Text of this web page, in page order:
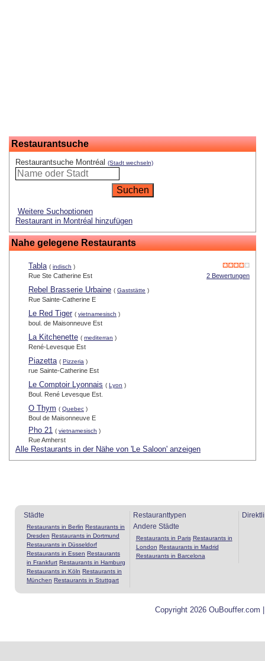
Restaurantsuche
Restaurantsuche Montréal (Stadt wechseln)
Weitere Suchoptionen
Restaurant in Montréal hinzufügen
Nahe gelegene Restaurants
Tabla ( indisch )
2 Bewertungen
Rue Ste Catherine Est
Rebel Brasserie Urbaine ( Gaststätte )
Rue Sainte-Catherine E
Le Red Tiger ( vietnamesisch )
boul. de Maisonneuve Est
La Kitchenette ( mediterran )
René-Levesque Est
Piazetta ( Pizzeria )
rue Sainte-Catherine Est
Le Comptoir Lyonnais ( Lyon )
Boul. René Levesque Est.
O Thym ( Quebec )
Boul de Maisonneuve E
Pho 21 ( vietnamesisch )
Rue Amherst
Alle Restaurants in der Nähe von 'Le Saloon' anzeigen
Städte
Restaurants in Berlin Restaurants in
Dresden Restaurants in Dortmund
Restaurants in Düsseldorf
Restaurants in Essen Restaurants
in Frankfurt Restaurants in Hamburg
Restaurants in Köln Restaurants in
München Restaurants in Stuttgart
Restauranttypen
Andere Städte
Restaurants in Paris Restaurants in
London Restaurants in Madrid
Restaurants in Barcelona
Copyright 2026 OuBouffer.com